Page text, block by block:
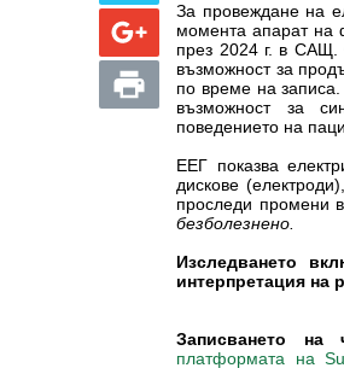
За провеждане на
момента апарат на
през 2024 г. в САЩ.
възможност за
по време на
възможност за
поведението на
ЕЕГ показва
дискове
проследи промени в
безболезнено.
Изследването
интерпретация на
Записването на
платформата на